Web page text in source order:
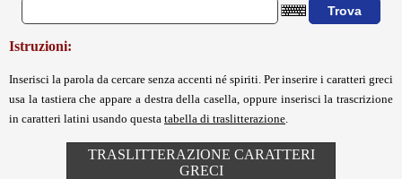
Istruzioni:
Inserisci la parola da cercare senza accenti né spiriti. Per inserire i caratteri greci
usa la tastiera che appare a destra della casella, oppure inserisci la trascrizione
in caratteri latini usando questa tabella di traslitterazione
TRASLITTERAZIONE CARATTERI
GRECI